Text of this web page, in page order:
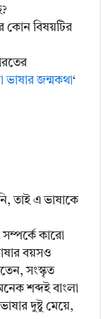
কোন বিষয়টির
ভাষার জন্মকথা‘
তাই এ ভাষাকে
সম্পর্কে কারো
বয়সও
সংস্কৃত
শব্দই বাংলা
দুষ্টু মেয়ে,